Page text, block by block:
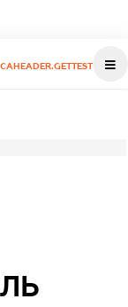
CAHEADER.GETTEST